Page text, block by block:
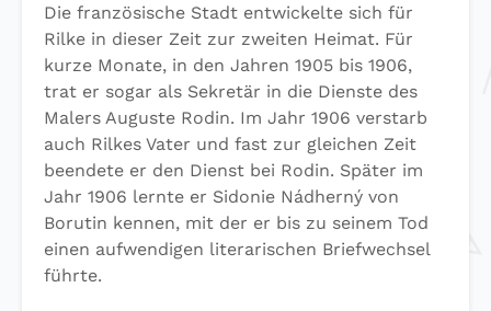
Die französische Stadt entwickelte sich für
Rilke in dieser Zeit zur zweiten Heimat. Für
kurze Monate, in den Jahren 1905 bis 1906,
trat er sogar als Sekretär in die Dienste des
Malers Auguste Rodin. Im Jahr 1906 verstarb
auch Rilkes Vater und fast zur gleichen Zeit
beendete er den Dienst bei Rodin. Später im
Jahr 1906 lernte er Sidonie Nádherný von
Borutin kennen, mit der er bis zu seinem Tod
einen aufwendigen literarischen Briefwechsel
führte.